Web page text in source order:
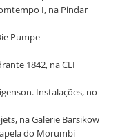
I, na Pindar
Pumpe
1842, na CEF
Instalações, no
na Galerie Barsikow
do Morumbi